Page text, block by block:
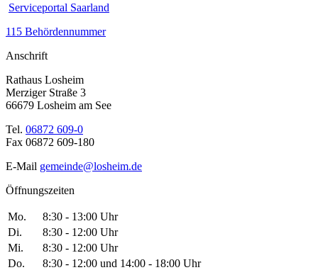
Serviceportal Saarland
115 Behördennummer
Anschrift
Rathaus Losheim
Merziger Straße 3
66679 Losheim am See
Tel. 06872 609-0
Fax 06872 609-180
E-Mail gemeinde@losheim.de
Öffnungszeiten
Mo.
8:30 - 13:00 Uhr
Di.
8:30 - 12:00 Uhr
Mi.
8:30 - 12:00 Uhr
Do.
8:30 - 12:00 und 14:00 - 18:00 Uhr